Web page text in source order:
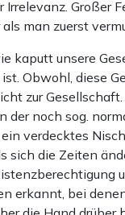
Irrelevanz. Großer
man zuerst
kaputt unsere
Obwohl, diese
zur
der noch sog.
verdecktes
sich die Zeiten
erkannt, bei